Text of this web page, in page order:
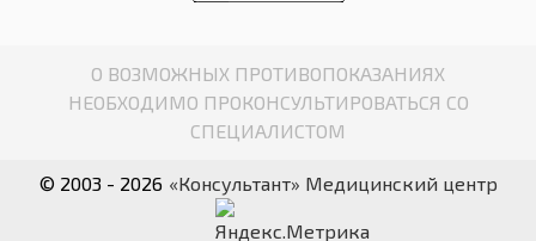
О ВОЗМОЖНЫХ ПРОТИВОПОКАЗАНИЯХ
НЕОБХОДИМО ПРОКОНСУЛЬТИРОВАТЬСЯ СО
СПЕЦИАЛИСТОМ
© 2003 - 2026 «Консультант» Медицинский центр